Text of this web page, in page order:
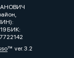
БИК:
ver. 3.2